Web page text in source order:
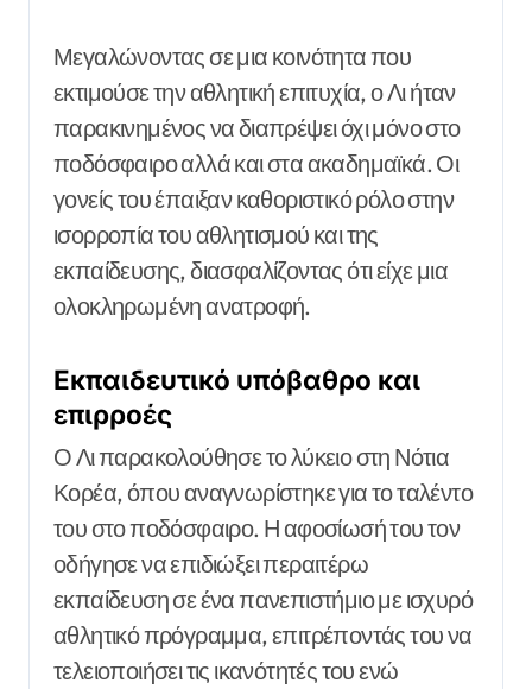
Μεγαλώνοντας σε μια κοινότητα που
εκτιμούσε την αθλητική επιτυχία, ο Λι ήταν
παρακινημένος να διαπρέψει όχι μόνο στο
ποδόσφαιρο αλλά και στα ακαδημαϊκά. Οι
γονείς του έπαιξαν καθοριστικό ρόλο στην
ισορροπία του αθλητισμού και της
εκπαίδευσης, διασφαλίζοντας ότι είχε μια
ολοκληρωμένη ανατροφή.
Εκπαιδευτικό υπόβαθρο και
επιρροές
Ο Λι παρακολούθησε το λύκειο στη Νότια
Κορέα, όπου αναγνωρίστηκε για το ταλέντο
του στο ποδόσφαιρο. Η αφοσίωσή του τον
οδήγησε να επιδιώξει περαιτέρω
εκπαίδευση σε ένα πανεπιστήμιο με ισχυρό
αθλητικό πρόγραμμα, επιτρέποντάς του να
τελειοποιήσει τις ικανότητές του ενώ